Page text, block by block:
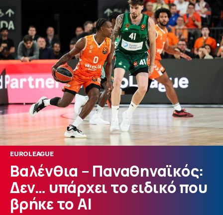
EUROLEAGUE
Βαλένθια – Παναθηναϊκός:
Δεν… υπάρχει το ειδικό που
βρήκε το AI